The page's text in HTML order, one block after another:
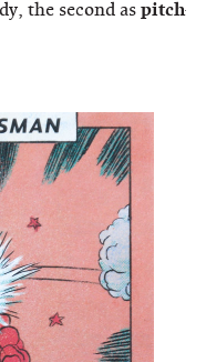
the second aspitch-